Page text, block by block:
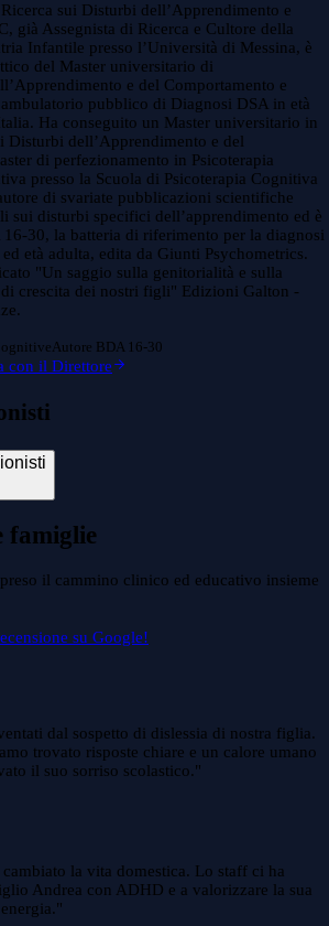
sui Disturbi dell’Apprendimento e
già Assegnista di Ricerca e Cultore della
Infantile presso l’Università di Messina, è
del Master universitario di
e del Comportamento e
pubblico di Diagnosi DSA in età
Ha conseguito un Master universitario in
Disturbi dell’Apprendimento e del
di perfezionamento in Psicoterapia
presso la Scuola di Psicoterapia Cognitiva
di svariate pubblicazioni scientifiche
sui disturbi specifici dell’apprendimento ed è
30, la batteria di riferimento per la diagnosi
età adulta, edita da Giunti Psychometrics.
"Un saggio sulla genitorialità e sulla
crescita dei nostri figli" Edizioni Galton -
Autore BDA 16-30
con il Direttore
famiglie
il cammino clinico ed educativo insieme
su Google!
dal sospetto di dislessia di nostra figlia.
trovato risposte chiare e un calore umano
il suo sorriso scolastico."
la vita domestica. Lo staff ci ha
Andrea con ADHD e a valorizzare la sua
"